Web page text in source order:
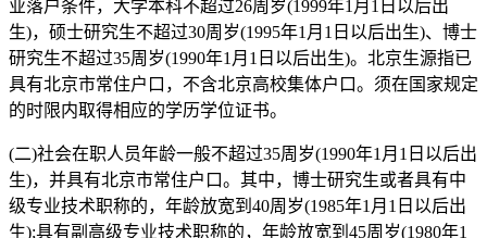
业落户条件，大学本科不超过26周岁(1999年1月1日以后出
生)，硕士研究生不超过30周岁(1995年1月1日以后出生)、博士
研究生不超过35周岁(1990年1月1日以后出生)。北京生源指已
具有北京市常住户口，不含北京高校集体户口。须在国家规定
的时限内取得相应的学历学位证书。
(二)社会在职人员年龄一般不超过35周岁(1990年1月1日以后出
生)，并具有北京市常住户口。其中，博士研究生或者具有中
级专业技术职称的，年龄放宽到40周岁(1985年1月1日以后出
生);具有副高级专业技术职称的，年龄放宽到45周岁(1980年1